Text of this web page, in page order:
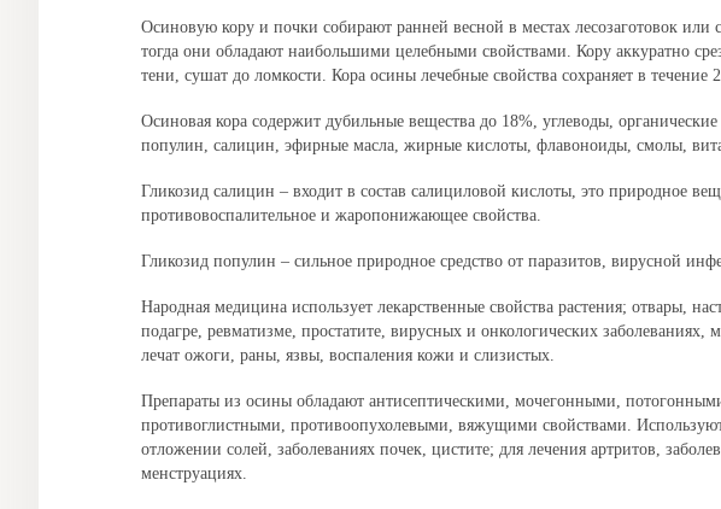
Осиновую кору и почки собирают ранней весной в местах лесозаготовок или
тогда они обладают наибольшими целебными свойствами. Кору аккуратно
тени, сушат до ломкости. Кора осины лечебные свойства сохраняет в течение 2
Осиновая кора содержит дубильные вещества до 18%, углеводы,
популин, салицин, эфирные масла, жирные кислоты, флавоноиды, смолы,
Гликозид салицин – входит в состав салициловой кислоты, это природное
противовоспалительное и жаропонижающее свойства.
Гликозид популин – сильное природное средство от паразитов, вирусной
Народная медицина использует лекарственные свойства растения; отвары,
подагре, ревматизме, простатите, вирусных и онкологических
лечат ожоги, раны, язвы, воспаления кожи и слизистых.
Препараты из осины обладают антисептическими, мочегонными,
противоглистными, противоопухолевыми, вяжущими свойствами.
отложении солей, заболеваниях почек, цистите; для лечения артритов,
менструациях.